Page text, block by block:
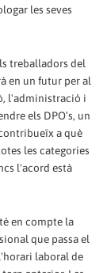
les seves
treballadors del
en un futur per al
l'administració i
els DPO’s, un
a què
les categories
l'acord està
té en compte la
que passa el
laboral de